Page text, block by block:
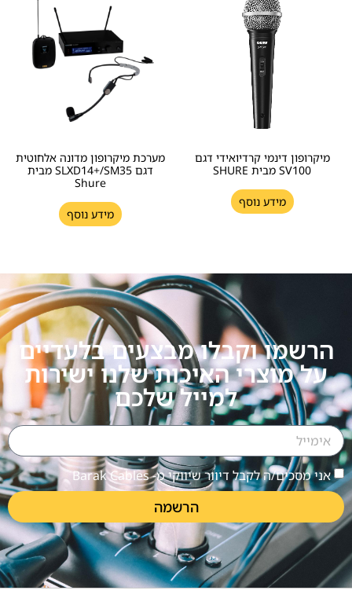
מיקרופון דינמי קרדיואידי דגם
SV100 מבית SHURE
מידע נוסף
מערכת מיקרופון מדונה אלחוטית
דגם SLXD14+/SM35 מבית
Shure
מידע נוסף
הרשמו וקבלו מבצעים בלעדיים
על מוצרי האיכות שלנו ישירות
למייל שלכם
אני מסכים/ה לקבל דיוור שיווקי מ- Barak Cables
הרשמה